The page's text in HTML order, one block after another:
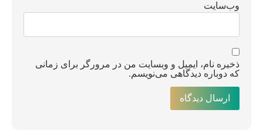
وب‌سایت
ذخیره نام، ایمیل و وبسایت من در مرورگر برای زمانی
که دوباره دیدگاهی می‌نویسم.